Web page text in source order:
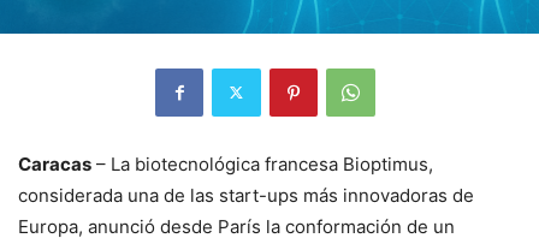
Caracas – La biotecnológica francesa Bioptimus,
considerada una de las start-ups más innovadoras de
Europa, anunció desde París la conformación de un